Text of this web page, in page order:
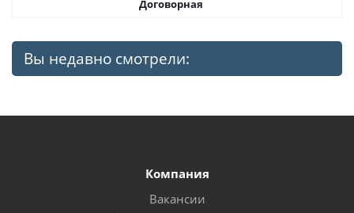
Договорная
Вы недавно смотрели:
Компания
Вакансии